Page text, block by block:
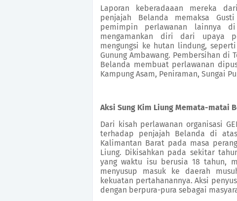
Laporan keberadaaan mereka
penjajah Belanda memaksa
pemimpin perlawanan lainnya
mengamankan diri dari upaya
mengungsi ke hutan lindung,
Gunung Ambawang. Pembersihan di
Belanda membuat perlawanan
Kampung Asam, Peniraman, Sungai
Aksi Sung Kim Liung Memata-matai
Dari kisah perlawanan organisasi
terhadap penjajah Belanda di
Kalimantan Barat pada masa
Liung. Dikisahkan pada sekitar
yang waktu isu berusia 18 tahun,
menyusup masuk ke daerah
kekuatan pertahanannya. Aksi
dengan berpura-pura sebagai